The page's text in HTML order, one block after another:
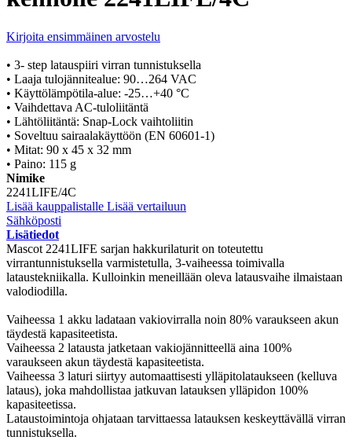
Kirjoita ensimmäinen arvostelu
• 3- step latauspiiri virran tunnistuksella
• Laaja tulojännitealue: 90…264 VAC
• Käyttölämpötila-alue: -25…+40 °C
• Vaihdettava AC-tuloliitäntä
• Lähtöliitäntä: Snap-Lock vaihtoliitin
• Soveltuu sairaalakäyttöön (EN 60601-1)
• Mitat: 90 x 45 x 32 mm
• Paino: 115 g
Nimike
2241LIFE/4C
Lisää kauppalistalle Lisää vertailuun
Sähköposti
Lisätiedot
Mascot 2241LIFE sarjan hakkurilaturit on toteutettu
virrantunnistuksella varmistetulla, 3-vaiheessa toimivalla
lataustekniikalla. Kulloinkin meneillään oleva latausvaihe ilmaistaan
valodiodilla.
Vaiheessa 1 akku ladataan vakiovirralla noin 80% varaukseen akun
täydestä kapasiteetista.
Vaiheessa 2 latausta jatketaan vakiojännitteellä aina 100%
varaukseen akun täydestä kapasiteetista.
Vaiheessa 3 laturi siirtyy automaattisesti ylläpitolataukseen (kelluva
lataus), joka mahdollistaa jatkuvan latauksen ylläpidon 100%
kapasiteetissa.
Lataustoimintoja ohjataan tarvittaessa latauksen keskeyttävällä virran
tunnistuksella.